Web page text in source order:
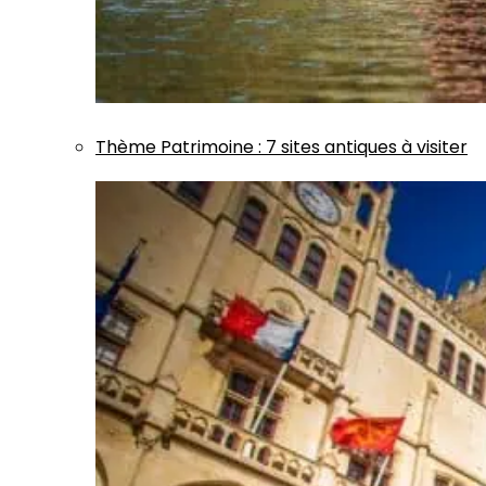
Thème Patrimoine: 7 sites antiques à visiter